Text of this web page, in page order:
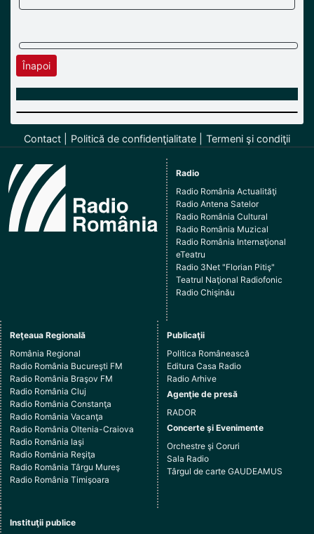
Înapoi
Contact Politică de confidenţialitate Termeni şi condiţii
Radio
Radio România Actualităţi
Radio Antena Satelor
Radio România Cultural
Radio România Muzical
Radio România Internaţional
eTeatru
Radio 3Net "Florian Pitiş"
Teatrul Naţional Radiofonic
Radio Chişinău
Reţeaua Regională
România Regional
Radio România Bucureşti FM
Radio România Braşov FM
Radio România Cluj
Radio România Constanţa
Radio România Vacanţa
Radio România Oltenia-Craiova
Radio România Iaşi
Radio România Reşiţa
Radio România Târgu Mureş
Radio România Timişoara
Publicaţii
Politica Românească
Editura Casa Radio
Radio Arhive
Agenţie de presă
RADOR
Concerte şi Evenimente
Orchestre şi Coruri
Sala Radio
Târgul de carte GAUDEAMUS
Instituţii publice